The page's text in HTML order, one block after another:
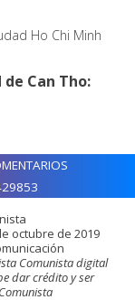
Ho Chi Minh
Can Tho:
octubre de 2019
Comunista digital
dar crédito y ser